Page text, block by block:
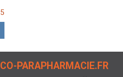
PARAPHARMACIE.FR